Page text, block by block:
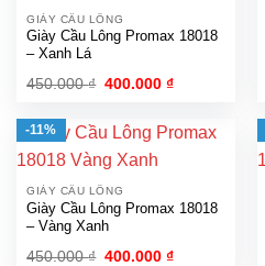
GIÀY CẦU LÔNG
Giày Cầu Lông Promax 18018
– Xanh Lá
450.000₫ Giá
450.000 ₫.
400.000₫Giá
là:
400.000 ₫.
-11%
GIÀY CẦU LÔNG
Giày Cầu Lông Promax 18018
– Vàng Xanh
450.000₫ Giá
400.000₫Giá